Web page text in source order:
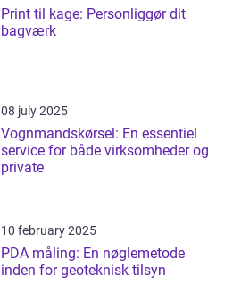
Print til kage: Personliggør dit
bagværk
08 july 2025
Vognmandskørsel: En essentiel
service for både virksomheder og
private
10 february 2025
PDA måling: En nøglemetode
inden for geoteknisk tilsyn